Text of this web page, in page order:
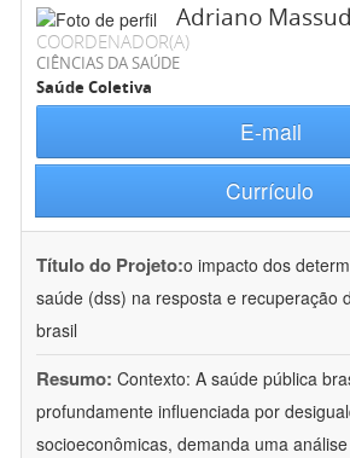
Adriano
COORDENADOR(A)
CIÊNCIAS DA SAÚDE
Saúde Coletiva
E-mail
Currículo
Título do Projeto:o impacto dos
saúde (dss) na resposta e recuperação
brasil
Resumo: Contexto: A saúde pública
profundamente influenciada por
socioeconômicas, demanda uma